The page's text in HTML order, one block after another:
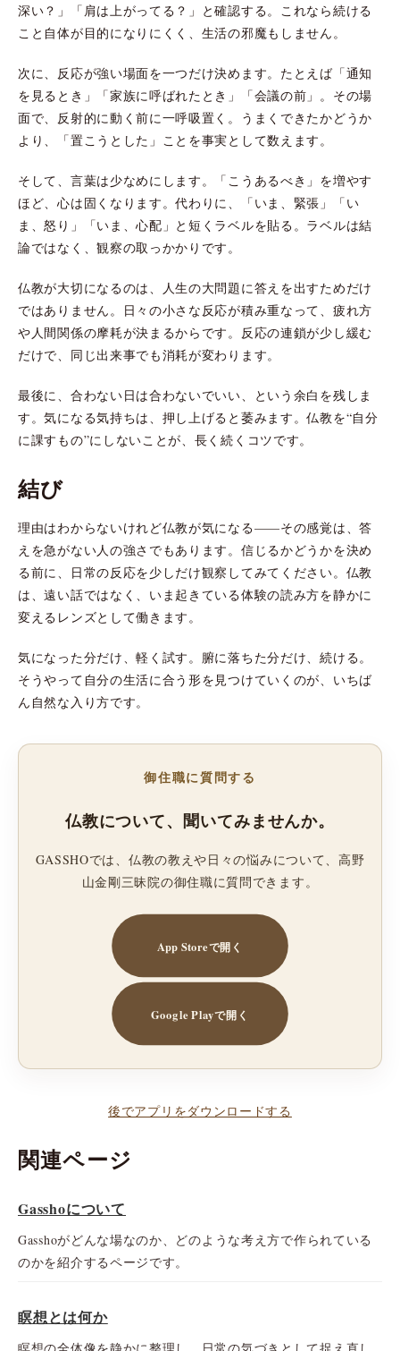
深い？」「肩は上がってる？」と確認する。これなら続ける
こと自体が目的になりにくく、生活の邪魔もしません。
次に、反応が強い場面を一つだけ決めます。たとえば「通知
を見るとき」「家族に呼ばれたとき」「会議の前」。その場
面で、反射的に動く前に一呼吸置く。うまくできたかどうか
より、「置こうとした」ことを事実として数えます。
そして、言葉は少なめにします。「こうあるべき」を増やす
ほど、心は固くなります。代わりに、「いま、緊張」「い
ま、怒り」「いま、心配」と短くラベルを貼る。ラベルは結
論ではなく、観察の取っかかりです。
仏教が大切になるのは、人生の大問題に答えを出すためだけ
ではありません。日々の小さな反応が積み重なって、疲れ方
や人間関係の摩耗が決まるからです。反応の連鎖が少し緩む
だけで、同じ出来事でも消耗が変わります。
最後に、合わない日は合わないでいい、という余白を残しま
す。気になる気持ちは、押し上げると萎みます。仏教を“自分
に課すもの”にしないことが、長く続くコツです。
結び
理由はわからないけれど仏教が気になる——その感覚は、答
えを急がない人の強さでもあります。信じるかどうかを決め
る前に、日常の反応を少しだけ観察してみてください。仏教
は、遠い話ではなく、いま起きている体験の読み方を静かに
変えるレンズとして働きます。
気になった分だけ、軽く試す。腑に落ちた分だけ、続ける。
そうやって自分の生活に合う形を見つけていくのが、いちば
ん自然な入り方です。
御住職に質問する
仏教について、聞いてみませんか。
GASSHOでは、仏教の教えや日々の悩みについて、高野
山金剛三昧院の御住職に質問できます。
App Storeで開く
Google Playで開く
後でアプリをダウンロードする
関連ページ
Gasshoについて
Gasshoがどんな場なのか、どのような考え方で作られている
のかを紹介するページです。
瞑想とは何か